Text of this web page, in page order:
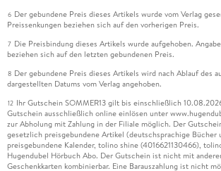
6 Der gebundene Preis dieses Artikels wurde vom Verlag
Preissenkungen beziehen sich auf den vorherigen Preis.
7 Die Preisbindung dieses Artikels wurde aufgehoben.
beziehen sich auf den letzten gebundenen Preis.
8 Der gebundene Preis dieses Artikels wird nach Ablauf des
dargestellten Datums vom Verlag angehoben.
12 Ihr Gutschein SOMMER13 gilt bis einschließlich
Gutschein ausschließlich online einlösen unter
zur Abholung mit Zahlung in der Filiale möglich. Der
gesetzlich preisgebundene Artikel (deutschsprachige Bücher
preisgebundene Kalender, tolino shine (4016621130466),
Hugendubel Hörbuch Abo. Der Gutschein ist nicht mit
Geschenkkarten kombinierbar. Eine Barauszahlung ist nicht